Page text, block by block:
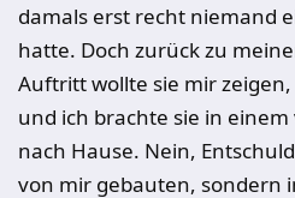
damals erst recht niemand
hatte. Doch zurück zu
Auftritt wollte sie mir
und ich brachte sie in
nach Hause. Nein,
von mir gebauten, sondern